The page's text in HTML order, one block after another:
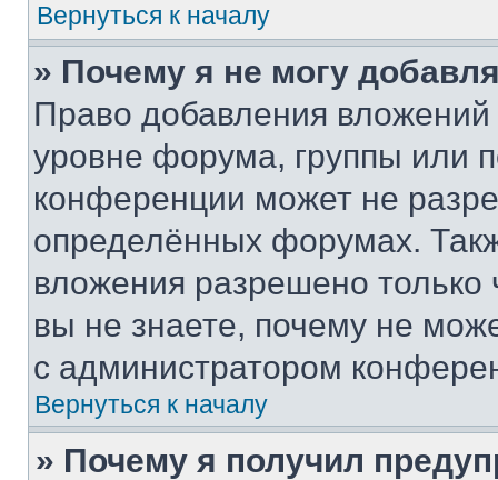
Вернуться к началу
» Почему я не могу
Право добавления
уровне форума, группы или
конференции может не
определённых форумах.
вложения разрешено
вы не знаете, почему не
с администратором
Вернуться к началу
» Почему я получил